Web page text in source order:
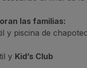
las familias:
y piscina de
y Kid’s Club